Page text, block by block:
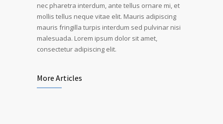
nec pharetra interdum, ante tellus ornare mi, et
mollis tellus neque vitae elit. Mauris adipiscing
mauris fringilla turpis interdum sed pulvinar nisi
malesuada. Lorem ipsum dolor sit amet,
consectetur adipiscing elit.
More Articles